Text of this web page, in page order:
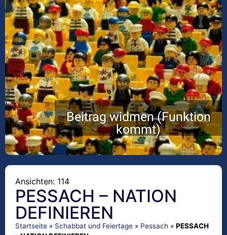
Beitrag widmen (Funktion
kommt)
Ansichten: 114
PESSACH – NATION
DEFINIEREN
Startseite » Schabbat und Feiertage » Pessach » PESSACH